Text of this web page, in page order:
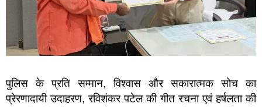
पुलिस के प्रति सम्मान, विश्वास और सकारात्मक सोच का
प्रेरणादायी उदाहरण, रविशंकर पटेल की गीत रचना एवं हर्षलता की